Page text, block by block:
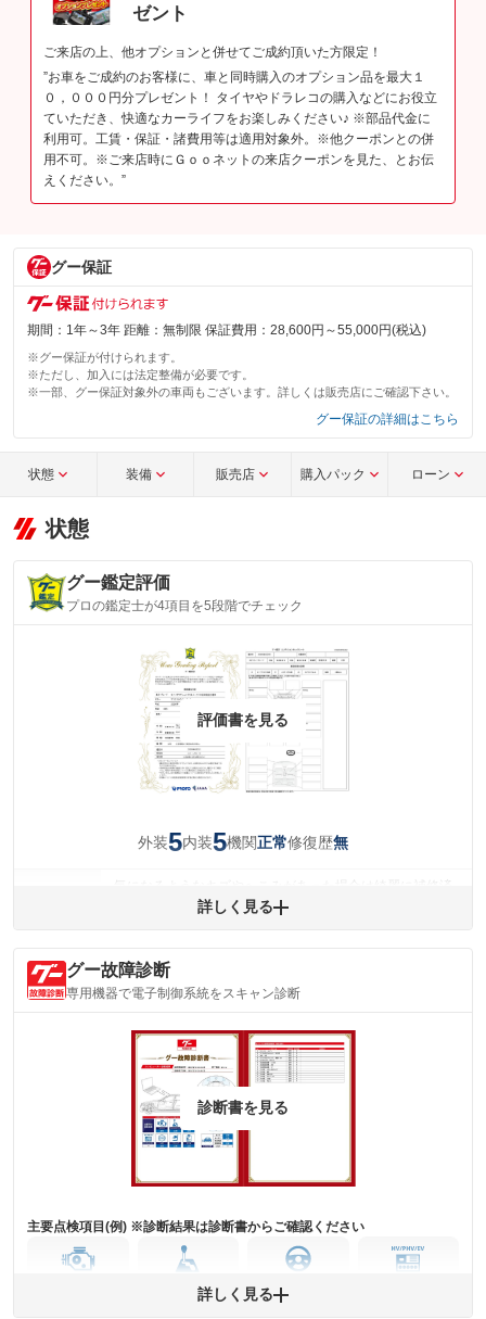
ゼント
ご来店の上、他オプションと併せてご成約頂いた方限定！
”お車をご成約のお客様に、車と同時購入のオプション品を最大１
０，０００円分プレゼント！ タイヤやドラレコの購入などにお役立
ていただき、快適なカーライフをお楽しみください♪ ※部品代金に
利用可。工賃・保証・諸費用等は適用対象外。※他クーポンとの併
用不可。※ご来店時にＧｏｏネットの来店クーポンを見た、とお伝
えください。”
グー保証
期間：1年～3年 距離：無制限 保証費用：28,600円～55,000円(税込)
※グー保証が付けられます。
※ただし、加入には法定整備が必要です。
※一部、グー保証対象外の車両もございます。詳しくは販売店にご確認下さい。
グー保証の詳細はこちら
状態 装備 販売店 購入パック ローン
状態
グー鑑定評価
プロの鑑定士が4項目を5段階でチェック
評価書を見る
外装5内装5機関正常修復歴無
みですが、 小さなキズやヘコミが残っている場合もありま
内装
(内装状態)
気になる汚れ等がない綺麗な室内を保っています。
主要機関に不具合はありません。
詳細は鑑定書をご確認ください。
※グー鑑定は保証サービスではございません。購入時は必ず現車をご確認
および表示項目が異なる場合がございます。
す。車両情報等の詳細は各販売店へお問い合わせ下さい。
詳しく見る
グー故障診断
専用機器で電子制御系統をスキャン診断
診断書を見る
主要点検項目(例) ※診断結果は診断書からご確認ください
ミッション
ステアリング
詳しく見る